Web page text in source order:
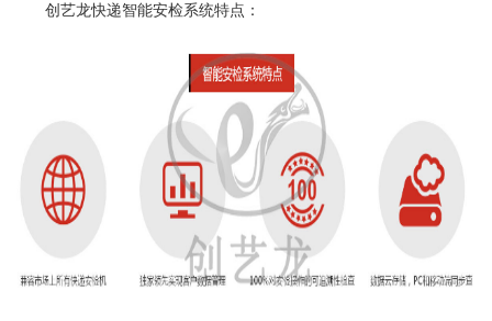
创艺龙快递智能安检系统特点：